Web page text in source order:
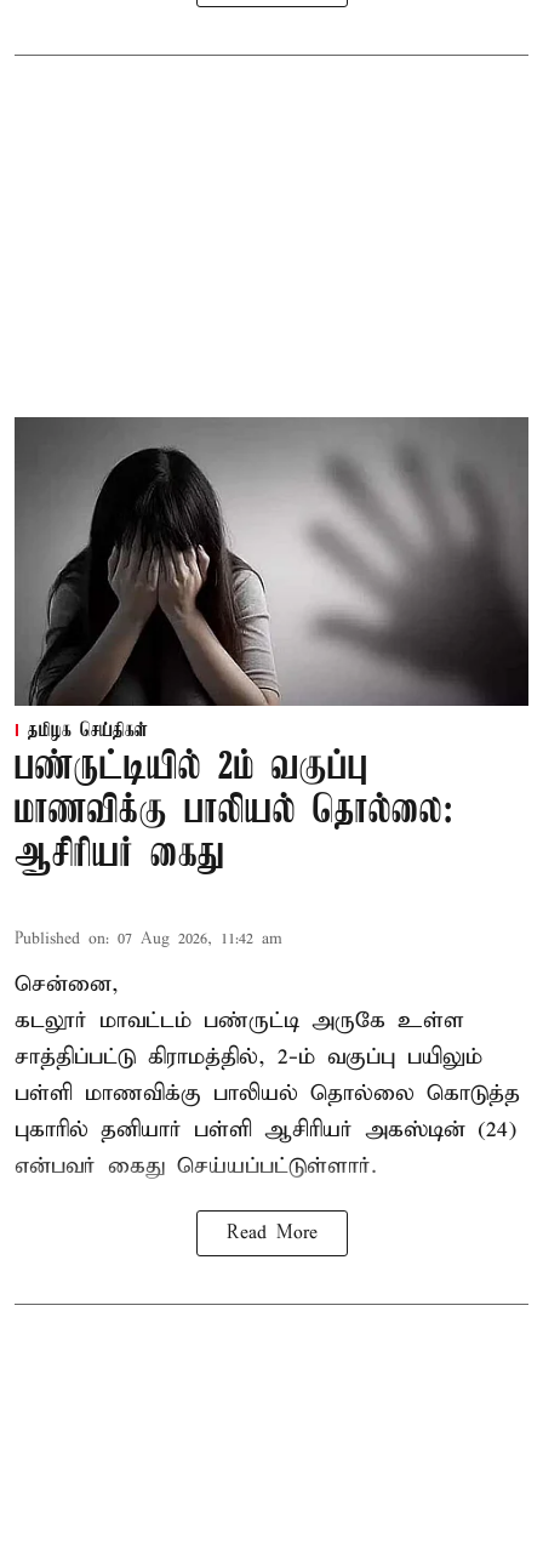
தமிழக செய்திகள்
பண்ருட்டியில் 2ம் வகுப்பு
மாணவிக்கு பாலியல் தொல்லை:
ஆசிரியர் கைது
Published on: 07 Aug 2026, 11:42 am
சென்னை,
கடலூர் மாவட்டம் பண்ருட்டி அருகே உள்ள
சாத்திப்பட்டு கிராமத்தில், 2-ம் வகுப்பு பயிலும்
பள்ளி மாணவிக்கு பாலியல் தொல்லை கொடுத்த
புகாரில் தனியார் பள்ளி ஆசிரியர் அகஸ்டின் (24)
என்பவர் கைது செய்யப்பட்டுள்ளார்.
Read More